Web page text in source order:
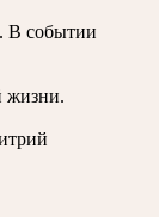
В событии
жизни.